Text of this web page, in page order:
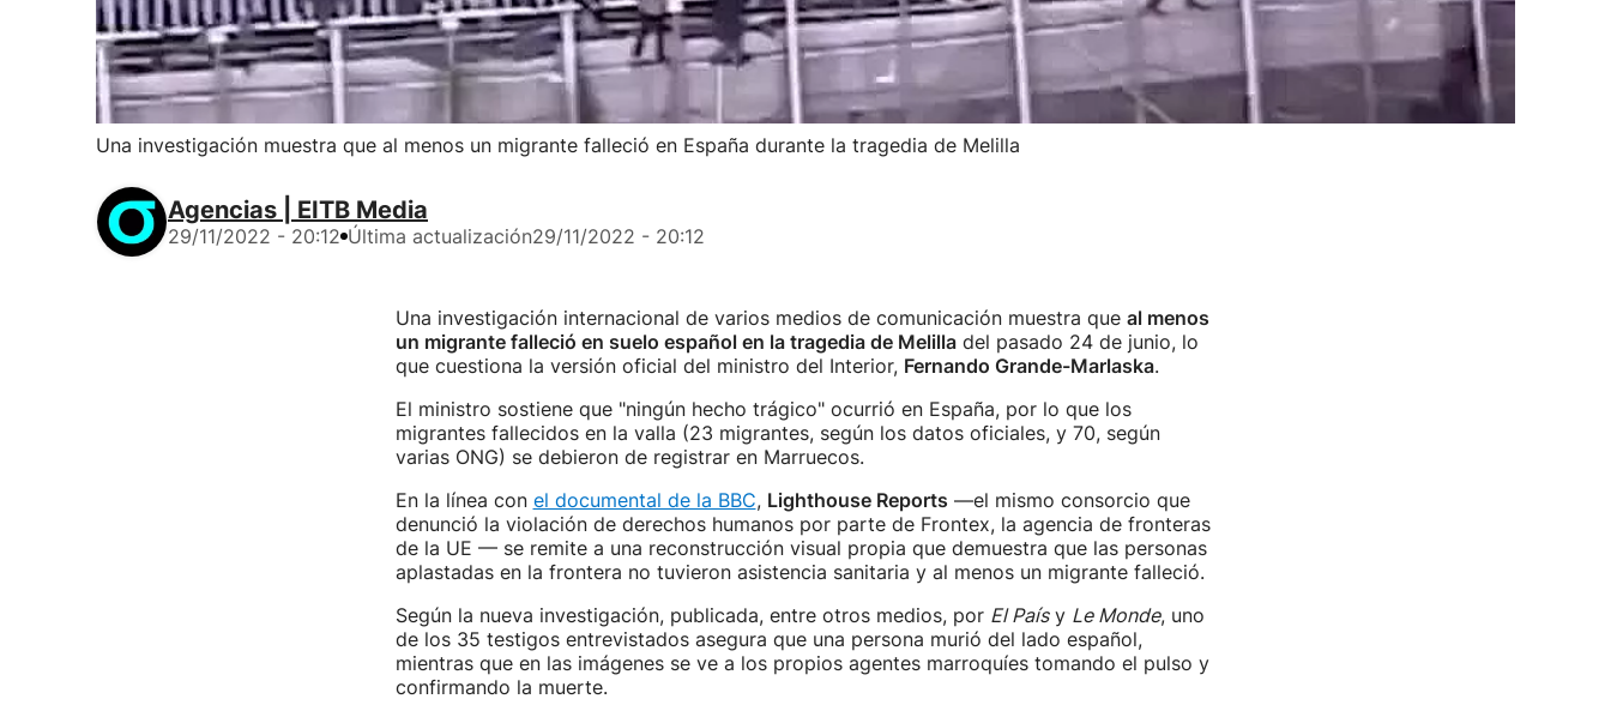
Una investigación muestra que al menos un migrante falleció en España durante la tragedia de Melilla
Agencias | EITB Media
29/11/2022 - 20:12 Última actualización29/11/2022 - 20:12
Una investigación internacional de varios medios de comunicación muestra que al menos
un migrante falleció en suelo español en la tragedia de Melilladel pasado 24 de junio, lo
que cuestiona la versión oficial del ministro del Interior, Fernando Grande-Marlaska.
El ministro sostiene que "ningún hecho trágico" ocurrió en España, por lo que los
migrantes fallecidos en la valla (23 migrantes, según los datos oficiales, y 70, según
varias ONG) se debieron de registrar en Marruecos.
En la línea con el documental de la BBC, Lighthouse Reports —el mismo consorcio que
denunció la violación de derechos humanos por parte de Frontex, la agencia de fronteras
de la UE — se remite a una reconstrucción visual propia que demuestra que las personas
aplastadas en la frontera no tuvieron asistencia sanitaria y al menos un migrante falleció.
Según la nueva investigación, publicada, entre otros medios, por El Paísy Le Monde, uno
de los 35 testigos entrevistados asegura que una persona murió del lado español,
mientras que en las imágenes se ve a los propios agentes marroquíes tomando el pulso y
confirmando la muerte.